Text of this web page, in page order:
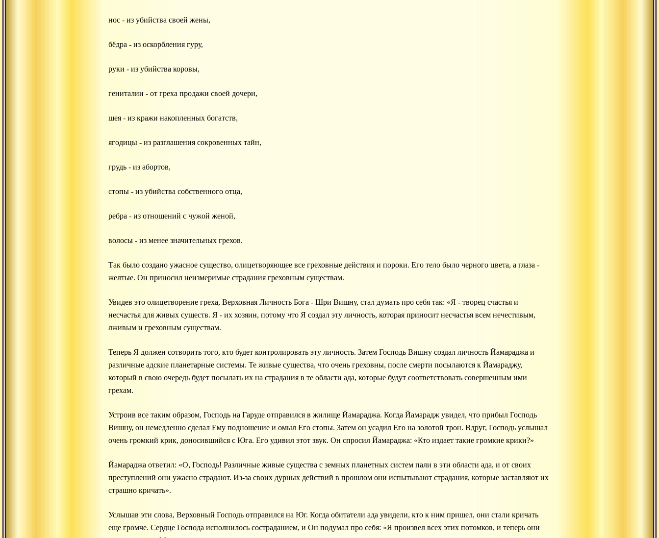
нос - из убийства своей жены,
бёдра - из оскорбления гуру,
руки - из убийства коровы,
гениталии - от греха продажи своей дочери,
шея - из кражи накопленных богатств,
ягодицы - из разглашения сокровенных тайн,
грудь - из абортов,
стопы - из убийства собственного отца,
ребра - из отношений с чужой женой,
волосы - из менее значительных грехов.
Так было создано ужасное существо, олицетворяющее все греховные действия и пороки. Его тело было черного цвета, а глаза -
желтые. Он приносил неизмеримые страдания греховным существам.
Увидев это олицетворение греха, Верховная Личность Бога - Шри Вишну, стал думать про себя так: «Я - творец счастья и
несчастья для живых существ. Я - их хозяин, потому что Я создал эту личность, которая приносит несчастья всем нечестивым,
лживым и греховным существам.
Теперь Я должен сотворить того, кто будет контролировать эту личность. Затем Господь Вишну создал личность Йамараджа и
различные адские планетарные системы. Те живые существа, что очень греховны, после смерти посылаются к Йамараджу,
который в свою очередь будет посылать их на страдания в те области ада, которые будут соответствовать совершенным ими
грехам.
Устроив все таким образом, Господь на Гаруде отправился в жилище Йамараджа. Когда Йамарадж увидел, что прибыл Господь
Вишну, он немедленно сделал Ему подношение и омыл Его стопы. Затем он усадил Его на золотой трон. Вдруг, Господь услышал
очень громкий крик, доносившийся с Юга. Его удивил этот звук. Он спросил Йамараджа: «Кто издает такие громкие крики?»
Йамараджа ответил: «О, Господь! Различные живые существа с земных планетных систем пали в эти области ада, и от своих
преступлений они ужасно страдают. Из-за своих дурных действий в прошлом они испытывают страдания, которые заставляют их
страшно кричать».
Услышав эти слова, Верховный Господь отправился на Юг. Когда обитатели ада увидели, кто к ним пришел, они стали кричать
еще громче. Сердце Господа исполнилось состраданием, и Он подумал про себя: «Я произвел всех этих потомков, и теперь они